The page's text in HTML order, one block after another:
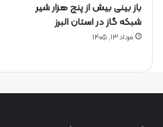
باز بینی بیش از پنج هزار شیر
شبکه گاز در استان البرز
مرداد ۱۳, ۱۴۰۵